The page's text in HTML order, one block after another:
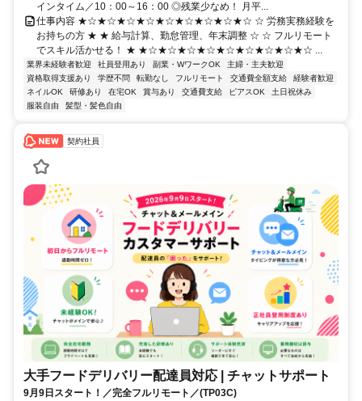
インタイム／10：00～16：00 ◎残業少なめ！ 月平...
仕事内容 ★☆★☆★☆★☆★☆★☆★☆★☆★☆ ☆ 労務実務経験を
お持ちの方 ★ ★ 給与計算、勤怠管理、年末調整 ☆ ☆ フルリモート
でスキル活かせる！ ★ ★☆★☆★☆★☆★☆★☆★☆★☆★☆ ...
業界未経験者歓迎 社員登用あり 副業・WワークOK
主婦・主夫歓迎
資格取得支援あり
学歴不問 転勤なし フルリモート 交通費全額支給
経験者歓迎
ネイルOK
研修あり 在宅OK 賞与あり 交通費支給 ピアスOK
土日祝休み
服装自由
髪型・髪色自由
契約社員
大手フードデリバリー配達員対応 | チャットサポート
9月9日スタート！／完全フルリモート／(TP03C)